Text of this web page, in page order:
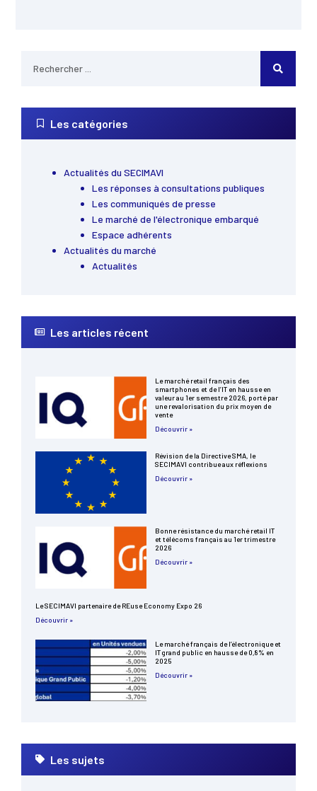
Les catégories
Actualités du SECIMAVI
Les réponses à consultations publiques
Les communiqués de presse
Le marché de l'électronique embarqué
Espace adhérents
Actualités du marché
Actualités
Les articles récent
Le marché retail français des
smartphones et de l’IT en hausse en
valeur au 1er semestre 2026, porté par
une revalorisation du prix moyen de
vente
Découvrir »
Révision de la Directive SMA, le
SECIMAVI contribue aux réflexions
Découvrir »
Bonne résistance du marché retail IT
et télécoms français au 1er trimestre
2026
Découvrir »
Le SECIMAVI partenaire de REuse Economy Expo 26
Découvrir »
Le marché français de l’électronique et
IT grand public en hausse de 0,8% en
2025
Découvrir »
Les sujets